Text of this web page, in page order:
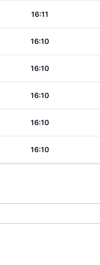
16:11
16:10
16:10
16:10
16:10
16:10